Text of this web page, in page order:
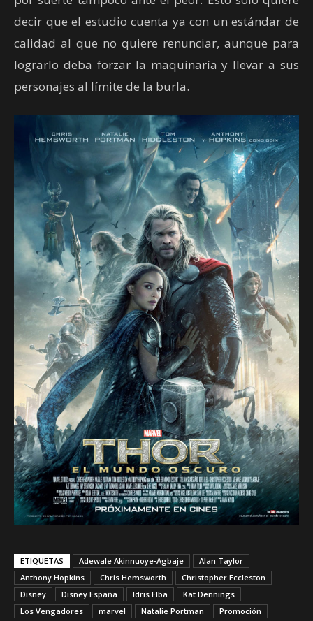
decir que el estudio cuenta ya con un estándar de
calidad al que no quiere renunciar, aunque para
lograrlo deba forzar la maquinaría y llevar a sus
personajes al límite de la burla.
ETIQUETAS Adewale Akinnuoye-Agbaje
Alan Taylor
Anthony Hopkins
Chris Hemsworth
Christopher Eccleston
Disney
Disney España Idris Elba
Kat Dennings
Los Vengadores
marvel Natalie Portman
Promoción